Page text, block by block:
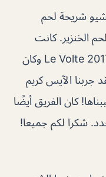
شريحة لحم
الخنزير. كانت
لذيذة وتستحق المحاولة. كان لدينا Le Volte 2017 وكان
جربنا الآيس كريم
كان الفريق أيضًا
شكرا لكم جميعا!